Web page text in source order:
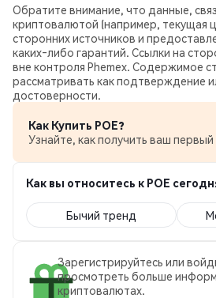
Обратите внимание, что данные,
криптовалютой (например, текущая
сторонних источников и
каких‑либо гарантий. Ссылки на
вне контроля Phemex. Содержимое
рассматривать как подтверждение
достоверности.
Как Купить POE?
Узнайте, как получить ваш первый
Как вы относитесь к POE
Бычий тренд
Зарегистрируйтесь или
просмотреть больше
криптовалютах.